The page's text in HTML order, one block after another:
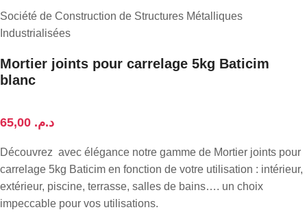
Société de Construction de Structures Métalliques
Industrialisées
Mortier joints pour carrelage 5kg Baticim
blanc
د.م.
Découvrez avec élégance notre gamme de Mortier joints pour
carrelage 5kg Baticim en fonction de votre utilisation : intérieur,
extérieur, piscine, terrasse, salles de bains…. un choix
impeccable pour vos utilisations.